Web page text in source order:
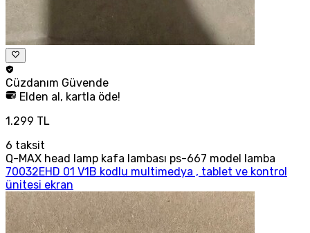
Cüzdanım Güvende
Elden al, kartla öde!
1.299 TL
6 taksit
Q-MAX head lamp kafa lambası ps-667 model lamba
70032EHD 01 V1B kodlu multimedya , tablet ve kontrol
ünitesi ekran